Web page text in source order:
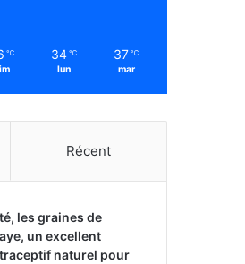
℃ 34 ℃
lun
37 ℃
mar
Récent
les graines de
un excellent
naturel pour